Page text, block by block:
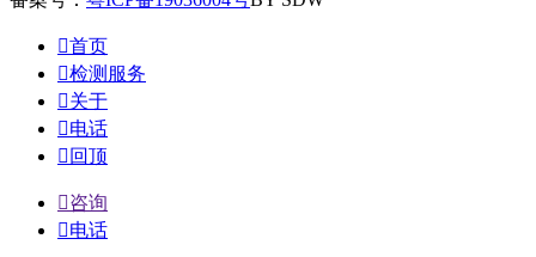
首页
检测服务
关于
电话
 回顶
咨询
电话